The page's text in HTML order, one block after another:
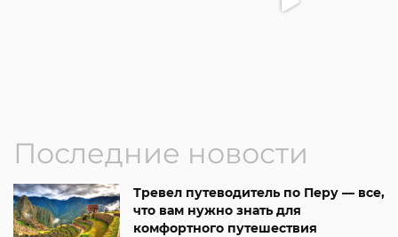
Последние новости
Тревел путеводитель по Перу — все,
что вам нужно знать для
комфортного путешествия